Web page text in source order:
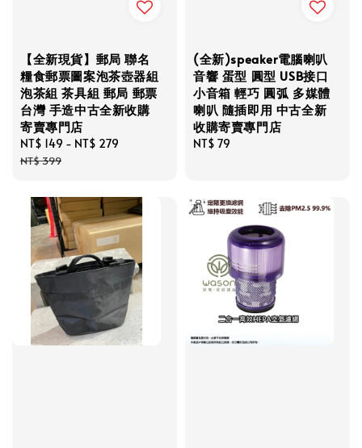
【全新現貨】郵局 聯名
糧食郵票圖案泡茶壺器組
泡茶組 茶具組 郵局 郵票
台灣 手造中古全新收購
寄賣專門店
Sale
price
NT$ 149 - NT$ 279
NT$ 399
(全新)speaker電腦喇叭
音響 蛋型 圓型 USB接口
小音箱 輕巧 圓弧 多媒體
喇叭 隨插即用 中古全新
收購寄賣專門店
Regular
NT$ 79